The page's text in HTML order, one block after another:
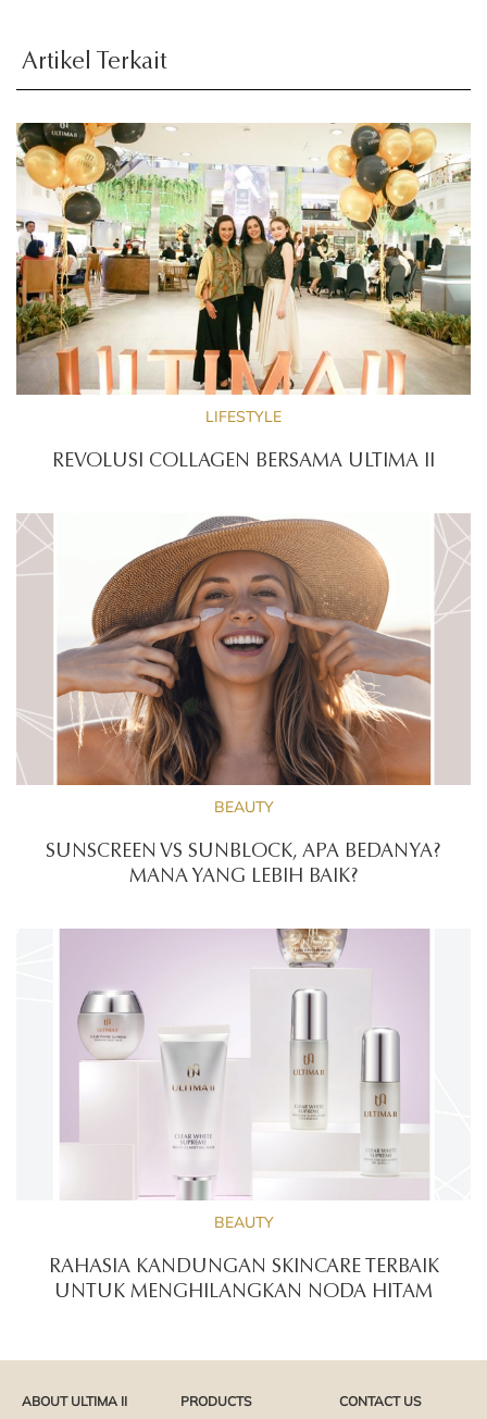
Artikel Terkait
LIFESTYLE
REVOLUSI COLLAGEN BERSAMA ULTIMA II
BEAUTY
SUNSCREEN VS SUNBLOCK, APA BEDANYA?
MANA YANG LEBIH BAIK?
BEAUTY
RAHASIA KANDUNGAN SKINCARE TERBAIK
UNTUK MENGHILANGKAN NODA HITAM
ABOUT ULTIMA II PRODUCTS CONTACT US